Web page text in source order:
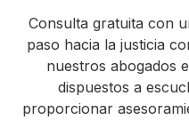
Consulta gratuita con
paso hacia la justicia
nuestros abogados
dispuestos a
proporcionar